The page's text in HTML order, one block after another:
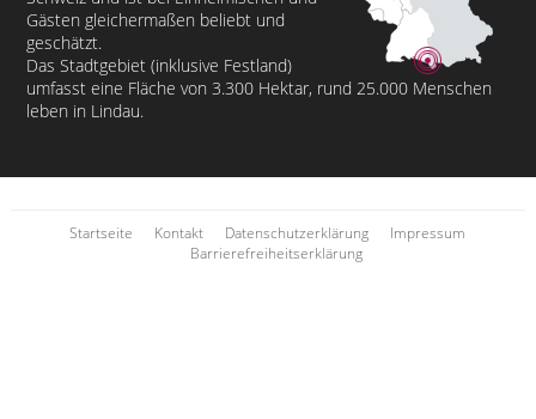
Gästen gleichermaßen beliebt und
geschätzt.
Das Stadtgebiet (inklusive Festland)
umfasst eine Fläche von 3.300 Hektar, rund 25.000 Menschen
leben in Lindau.
Startseite Kontakt Datenschutzerklärung
Impressum
Barrierefreiheitserklärung